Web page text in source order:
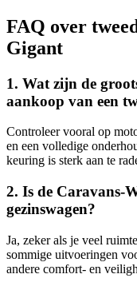
FAQ over
Gigant
1. Wat zijn de
aankoop van een
Controleer vooral op
en een volledige
keuring is sterk aan te
2. Is de Caravans-
gezinswagen?
Ja, zeker als je veel
sommige uitvoeringen
andere comfort- en